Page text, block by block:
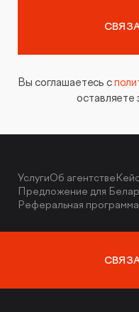
Вы соглашаетесь с
оставляете
УслугиОб агентстве
Предложение для
Реферальная программа